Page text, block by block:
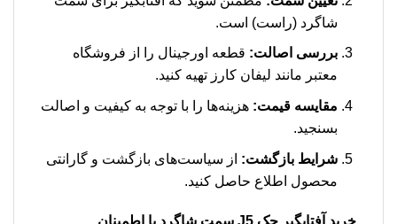
شاگرد (راست) است.
بررسی اصالت: قطعه اورجینال را از فروشگاه
معتبر مانند لیفان کارز تهیه کنید.
مقایسه قیمت: هزینه‌ها را با توجه به کیفیت و اصالت
بسنجید.
شرایط بازگشت: از سیاست‌های بازگشت و گارانتی
محصول اطلاع حاصل کنید.